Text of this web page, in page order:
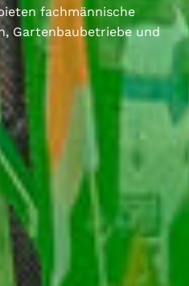
fachmännische
Gartenbaubetriebe und